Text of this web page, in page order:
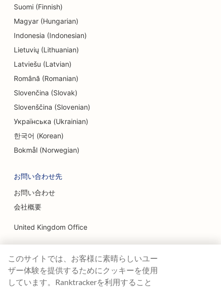
Suomi (Finnish)
Magyar (Hungarian)
Indonesia (Indonesian)
Lietuvių (Lithuanian)
Latviešu (Latvian)
Română (Romanian)
Slovenčina (Slovak)
Slovenščina (Slovenian)
Українська (Ukrainian)
한국어 (Korean)
Bokmål (Norwegian)
お問い合わせ先
お問い合わせ
会社概要
United Kingdom Office
Ranktracker Ltd
144A Clerkenwell Rd
London, EC1R 5DF
Company No: 08820809
このサイトでは、お客様に素晴らしいユー
ザー体験を提供するためにクッキーを使用
しています。Ranktrackerを利用すること